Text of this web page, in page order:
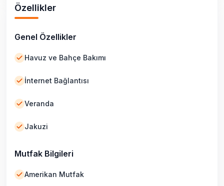
Özellikler
Genel Özellikler
Havuz ve Bahçe Bakımı
İnternet Bağlantısı
Veranda
Jakuzi
Mutfak Bilgileri
Amerikan Mutfak